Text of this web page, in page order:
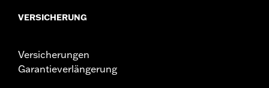
VERSICHERUNG
Versicherungen
Garantieverlängerung